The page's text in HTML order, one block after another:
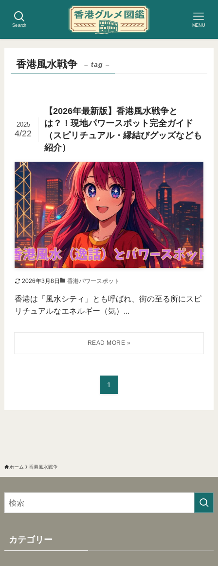
Search MENU
香港風水戦争 – tag –
【2026年最新版】香港風水戦争と
は？！現地パワースポット完全ガイド
（スピリチュアル・縁結びグッズなども
紹介）
2025
4/22
2026年3月8日 香港パワースポット
香港は「風水シティ」とも呼ばれ、街の至る所にスピ
リチュアルなエネルギー（気）...
1
ホーム 香港風水戦争
カテゴリー